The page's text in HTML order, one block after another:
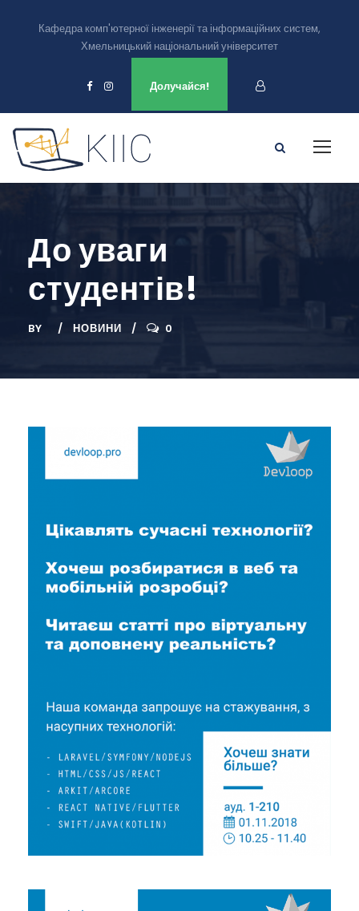
Кафедра комп'ютерної інженерії та інформаційних систем,
Хмельницький національний університет
Долучайся!
До уваги
студентів!
BY НОВИНИ 0